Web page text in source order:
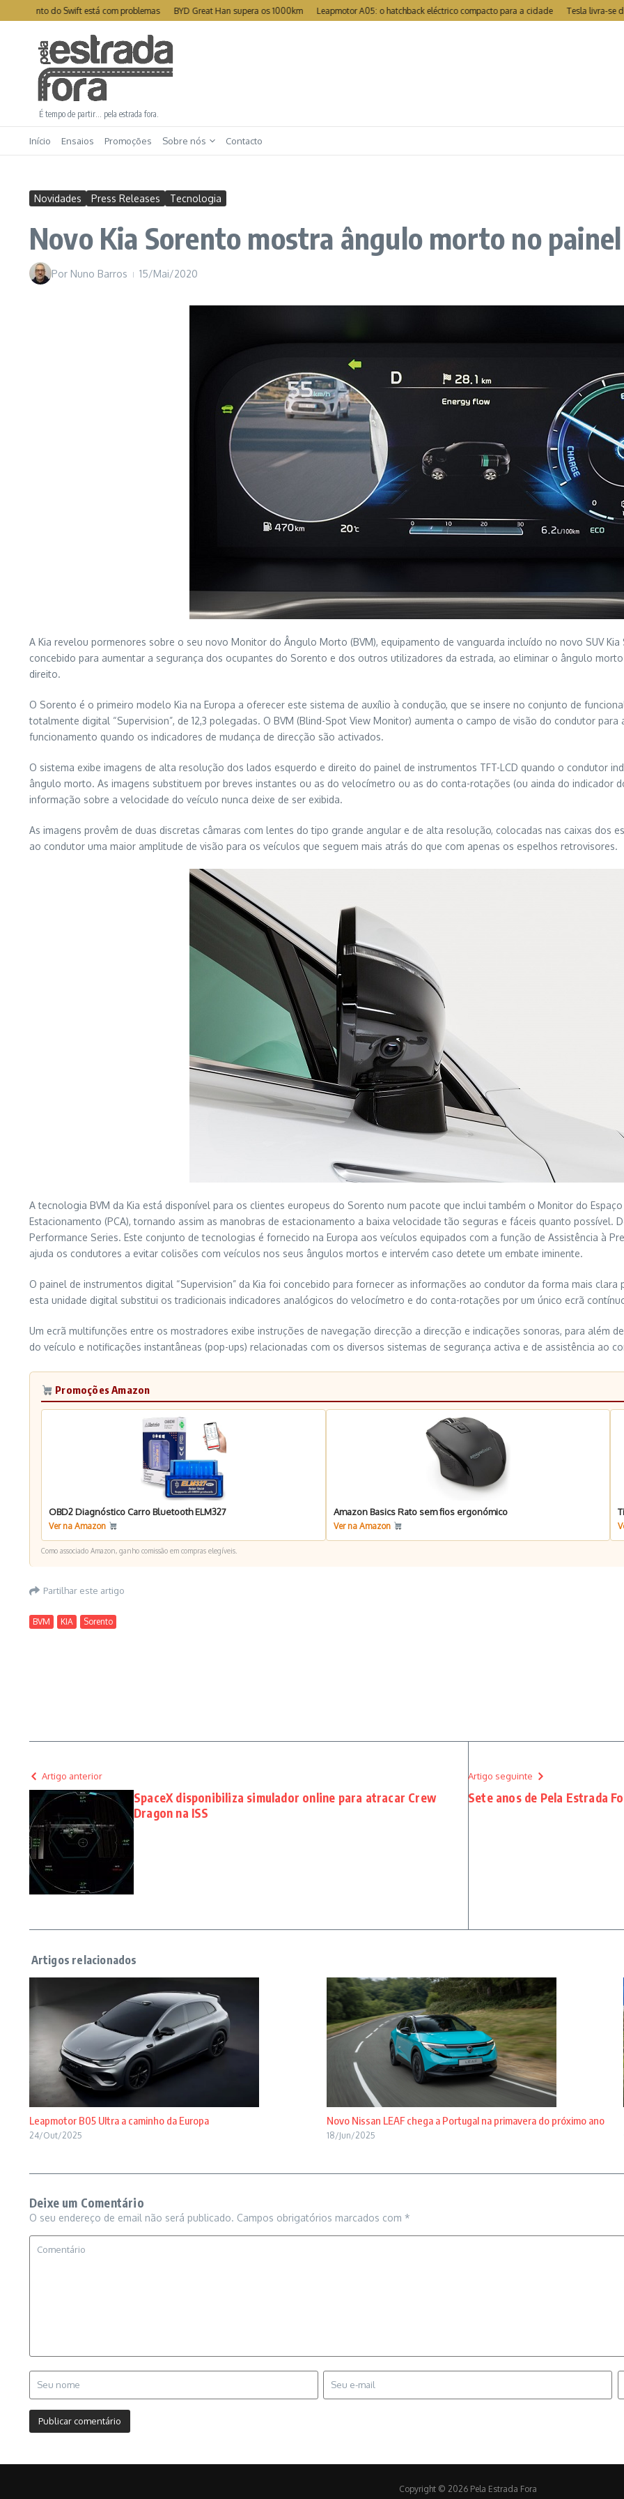
Ir para o conteúdo
do Swift está com problemas BYD Great Han supera os 1000km Leapmotor A05: o hatchback eléctrico compacto para a cidade Tesla livra-se de
É tempo de partir… pela estrada fora.
Início Ensaios Promoções Sobre nós Contacto
Novidades Press Releases Tecnologia
Novo Kia Sorento mostra ângulo morto no
Por Nuno Barros 15/Mai/2020
A Kia revelou pormenores sobre o seu novo Monitor do Ângulo Morto (BVM), equipamento de vanguarda incluído no novo SUV
concebido para aumentar a segurança dos ocupantes do Sorento e dos outros utilizadores da estrada, ao eliminar o ângulo
direito.
O Sorento é o primeiro modelo Kia na Europa a oferecer este sistema de auxílio à condução, que se insere no conjunto de
totalmente digital “Supervision”, de 12,3 polegadas. O BVM (Blind-Spot View Monitor) aumenta o campo de visão do condutor
funcionamento quando os indicadores de mudança de direcção são activados.
O sistema exibe imagens de alta resolução dos lados esquerdo e direito do painel de instrumentos TFT-LCD quando o condutor
ângulo morto. As imagens substituem por breves instantes ou as do velocímetro ou as do conta-rotações (ou ainda do indicador
informação sobre a velocidade do veículo nunca deixe de ser exibida.
As imagens provêm de duas discretas câmaras com lentes do tipo grande angular e de alta resolução, colocadas nas caixas dos
ao condutor uma maior amplitude de visão para os veículos que seguem mais atrás do que com apenas os espelhos retrovisores.
A tecnologia BVM da Kia está disponível para os clientes europeus do Sorento num pacote que inclui também o Monitor do
Estacionamento (PCA), tornando assim as manobras de estacionamento a baixa velocidade tão seguras e fáceis quanto possível.
Performance Series. Este conjunto de tecnologias é fornecido na Europa aos veículos equipados com a função de Assistência à
ajuda os condutores a evitar colisões com veículos nos seus ângulos mortos e intervém caso detete um embate iminente.
O painel de instrumentos digital “Supervision” da Kia foi concebido para fornecer as informações ao condutor da forma mais clara
esta unidade digital substitui os tradicionais indicadores analógicos do velocímetro e do conta-rotações por um único ecrã
Um ecrã multifunções entre os mostradores exibe instruções de navegação direcção a direcção e indicações sonoras, para além
do veículo e notificações instantâneas (pop-ups) relacionadas com os diversos sistemas de segurança activa e de assistência ao
Promoções Amazon
OBD2 Diagnóstico Carro Bluetooth ELM327
Ver na Amazon
Amazon Basics Rato sem fios ergonómico
Ver na Amazon
Como associado Amazon, ganho comissão em compras elegíveis.
Partilhar este artigo
BVM KIA Sorento
Artigo anterior
SpaceX disponibiliza simulador online para atracar Crew
Dragon na ISS
Artigo seguinte
Sete anos de Pela Estrada
Leapmotor B05 Ultra a caminho da Europa
24/Out/2025
Novo Nissan LEAF chega a Portugal na primavera do próximo ano
18/Jun/2025
Deixe um Comentário
O seu endereço de email não será publicado. Campos obrigatórios marcados com *
Copyright © 2026 Pela Estrada Fora